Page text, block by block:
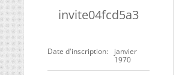
invite04fcd5a3
Date d'inscription
janvier
1970